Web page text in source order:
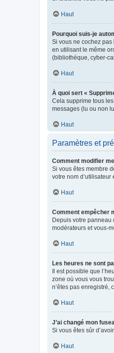
Haut
Pourquoi suis-je
Si vous ne cochez pas
en utilisant le même
(bibliothèque, cyber-
Haut
À quoi sert «
Cela supprime tous
messages (lu ou non
Haut
Paramètres et
Comment modifier
Si vous êtes membre
votre nom
Haut
Comment empêcher
Depuis votre panneau
modérateurs et vous-
Haut
Les heures ne sont
Il est possible que
zone où vous vous
n’êtes pas enregistré,
Haut
J’ai changé mon
Si vous êtes sûr
Haut